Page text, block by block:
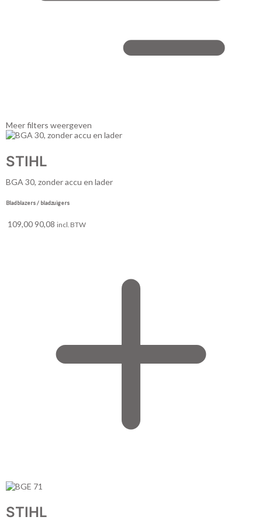
Meer filters weergeven
STIHL
BGA 30, zonder accu en lader
Bladblazers / bladzuigers
109,0090,08 incl. BTW
STIHL